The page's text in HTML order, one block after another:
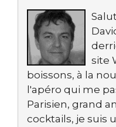
site
boissons, à la
l'apéro qui me
Parisien, grand
cocktails, je suis